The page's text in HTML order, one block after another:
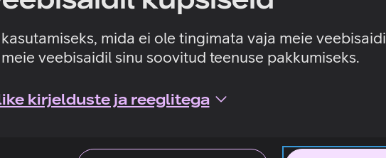
mida ei ole tingimata vaja meie veebisaidi
veebisaidil sinu soovitud teenuse pakkumiseks.
kirjelduste ja reeglitega